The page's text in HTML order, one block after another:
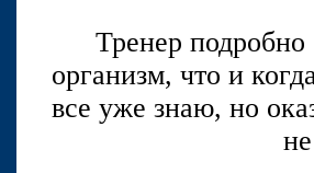
Тренер подробно
организм, что и
все уже знаю, но